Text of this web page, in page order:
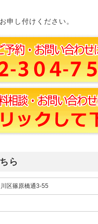
申し付けください。
ら
区篠原橋通3-55